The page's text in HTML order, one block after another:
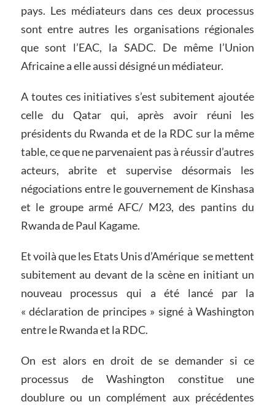
pays. Les médiateurs dans ces deux processus
sont entre autres les organisations régionales
que sont l’EAC, la SADC. De même l’Union
Africaine a elle aussi désigné un médiateur.
A toutes ces initiatives s’est subitement ajoutée
celle du Qatar qui, après avoir réuni les
présidents du Rwanda et de la RDC sur la même
table, ce que ne parvenaient pas à réussir d’autres
acteurs, abrite et supervise désormais les
négociations entre le gouvernement de Kinshasa
et le groupe armé AFC/ M23, des pantins du
Rwanda de Paul Kagame.
Et voilà que les Etats Unis d’Amérique se mettent
subitement au devant de la scène en initiant un
nouveau processus qui a été lancé par la
« déclaration de principes » signé à Washington
entre le Rwanda et la RDC.
On est alors en droit de se demander si ce
processus de Washington constitue une
doublure ou un complément aux précédentes